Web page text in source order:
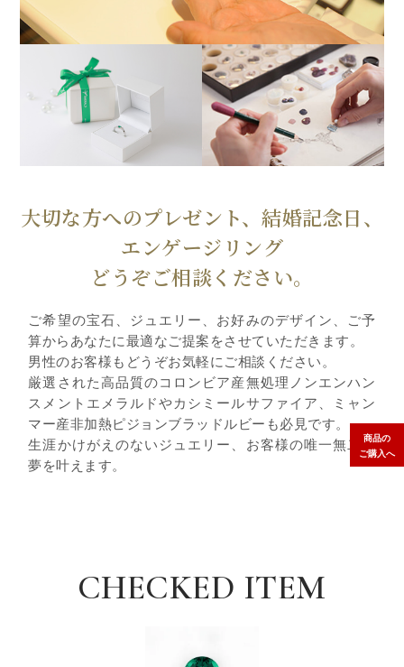
大切な方へのプレゼント、結婚記念日、
エンゲージリング
どうぞご相談ください。
ご希望の宝石、ジュエリー、お好みのデザイン、ご予
算からあなたに最適なご提案をさせていただきます。
男性のお客様もどうぞお気軽にご相談ください。
厳選された高品質のコロンビア産無処理ノンエンハン
スメントエメラルドやカシミールサファイア、ミャン
マー産非加熱ピジョンブラッドルビーも必見です。
生涯かけがえのないジュエリー、お客様の唯一無二な
夢を叶えます。
商品の
ご購入へ
CHECKED ITEM